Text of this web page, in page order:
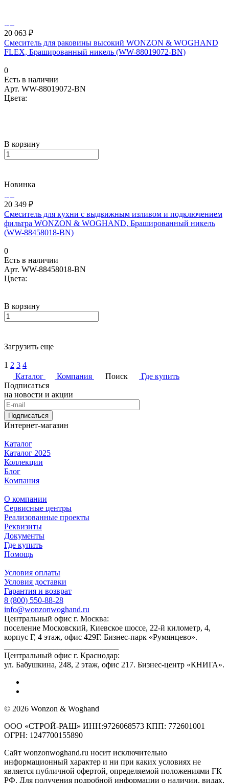
20 063 ₽
Смеситель для раковины высокий WONZON & WOGHAND
FLEX, Брашированный никель (WW-88019072-BN)
0
Есть в наличии
Арт. WW-88019072-BN
Цвета:
В корзину
Новинка
20 349 ₽
Смеситель для кухни с выдвижным изливом и подключением
фильтра WONZON & WOGHAND, Брашированный никель
(WW-88458018-BN)
0
Есть в наличии
Арт. WW-88458018-BN
Цвета:
В корзину
Загрузить еще
1 2 3 4
Каталог
Компания Поиск
Где купить
Подписаться
на новости и акции
Подписаться
Интернет-магазин
Каталог
Каталог 2025
Коллекции
Блог
Компания
О компании
Сервисные центры
Реализованные проекты
Реквизиты
Документы
Где купить
Помощь
Условия оплаты
Условия доставки
Гарантия и возврат
8 (800) 550-88-28
info@wonzonwoghand.ru
Центральный офис г. Москва:
поселение Московский, Киевское шоссе, 22-й километр, 4,
корпус Г, 4 этаж, офис 429Г. Бизнес-парк «Румянцево».
Центральный офис г. Краснодар:
ул. Бабушкина, 248, 2 этаж, офис 217. Бизнес-центр «КНИГА».
© 2026 Wonzon & Woghand
ООО «СТРОЙ-РАШ» ИНН:9726068573 КПП: 772601001
ОГРН: 1247700155890
Сайт wonzonwoghand.ru носит исключительно
информационный характер и ни при каких условиях не
является публичной офертой, определяемой положениями ГК
РФ. Для получения подробной информации о наличии, видах,